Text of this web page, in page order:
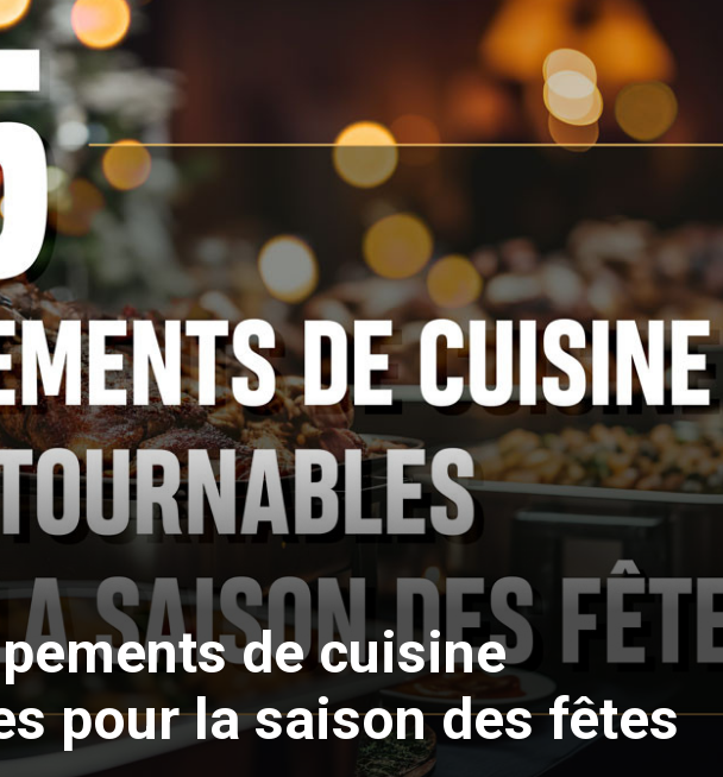
de cuisine
pour la saison des fêtes